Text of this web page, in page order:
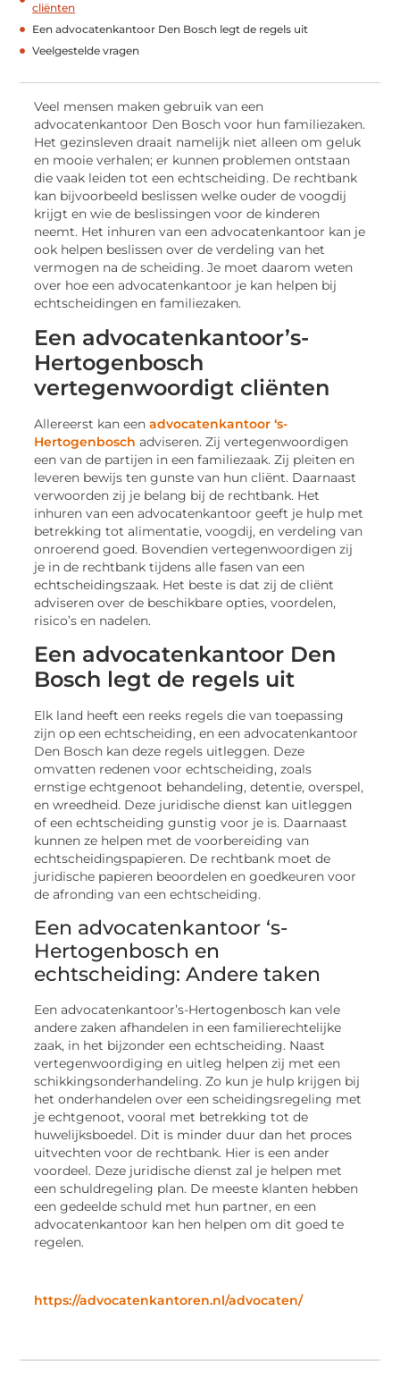
cliënten
Een advocatenkantoor Den Bosch legt de regels uit
Veelgestelde vragen
Veel mensen maken gebruik van een
advocatenkantoor Den Bosch voor hun familiezaken.
Het gezinsleven draait namelijk niet alleen om geluk
en mooie verhalen; er kunnen problemen ontstaan
die vaak leiden tot een echtscheiding. De rechtbank
kan bijvoorbeeld beslissen welke ouder de voogdij
krijgt en wie de beslissingen voor de kinderen
neemt. Het inhuren van een advocatenkantoor kan je
ook helpen beslissen over de verdeling van het
vermogen na de scheiding. Je moet daarom weten
over hoe een advocatenkantoor je kan helpen bij
echtscheidingen en familiezaken.
Een advocatenkantoor’s-
Hertogenbosch
vertegenwoordigt cliënten
Allereerst kan eenadvocatenkantoor ‘s-
Hertogenbosch adviseren. Zij vertegenwoordigen
een van de partijen in een familiezaak. Zij pleiten en
leveren bewijs ten gunste van hun cliënt. Daarnaast
verwoorden zij je belang bij de rechtbank. Het
inhuren van een advocatenkantoor geeft je hulp met
betrekking tot alimentatie, voogdij, en verdeling van
onroerend goed. Bovendien vertegenwoordigen zij
je in de rechtbank tijdens alle fasen van een
echtscheidingszaak. Het beste is dat zij de cliënt
adviseren over de beschikbare opties, voordelen,
risico’s en nadelen.
Een advocatenkantoor Den
Bosch legt de regels uit
Elk land heeft een reeks regels die van toepassing
zijn op een echtscheiding, en een advocatenkantoor
Den Bosch kan deze regels uitleggen. Deze
omvatten redenen voor echtscheiding, zoals
ernstige echtgenoot behandeling, detentie, overspel,
en wreedheid. Deze juridische dienst kan uitleggen
of een echtscheiding gunstig voor je is. Daarnaast
kunnen ze helpen met de voorbereiding van
echtscheidingspapieren. De rechtbank moet de
juridische papieren beoordelen en goedkeuren voor
de afronding van een echtscheiding.
Een advocatenkantoor ‘s-
Hertogenbosch en
echtscheiding: Andere taken
Een advocatenkantoor’s-Hertogenbosch kan vele
andere zaken afhandelen in een familierechtelijke
zaak, in het bijzonder een echtscheiding. Naast
vertegenwoordiging en uitleg helpen zij met een
schikkingsonderhandeling. Zo kun je hulp krijgen bij
het onderhandelen over een scheidingsregeling met
je echtgenoot, vooral met betrekking tot de
huwelijksboedel. Dit is minder duur dan het proces
uitvechten voor de rechtbank. Hier is een ander
voordeel. Deze juridische dienst zal je helpen met
een schuldregeling plan. De meeste klanten hebben
een gedeelde schuld met hun partner, en een
advocatenkantoor kan hen helpen om dit goed te
regelen.
https://advocatenkantoren.nl/advocaten/